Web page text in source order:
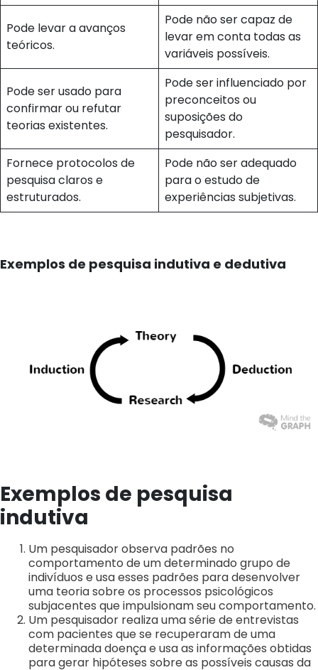
Pode levar a avanços
teóricos.
Pode não ser capaz de
levar em conta todas as
variáveis possíveis.
Pode ser usado para
confirmar ou refutar
teorias existentes.
Pode ser influenciado por
preconceitos ou
suposições do
pesquisador.
Fornece protocolos de
pesquisa claros e
estruturados.
Pode não ser adequado
para o estudo de
experiências subjetivas.
Exemplos de pesquisa indutiva e dedutiva
Exemplos de pesquisa
indutiva
Um pesquisador observa padrões no
comportamento de um determinado grupo de
indivíduos e usa esses padrões para desenvolver
uma teoria sobre os processos psicológicos
subjacentes que impulsionam seu comportamento.
Um pesquisador realiza uma série de entrevistas
com pacientes que se recuperaram de uma
determinada doença e usa as informações obtidas
para gerar hipóteses sobre as possíveis causas da